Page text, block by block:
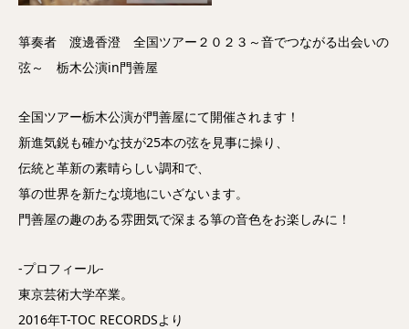
箏奏者 渡邊香澄 全国ツアー２０２３～音でつながる出会いの
弦～ 栃木公演in門善屋
全国ツアー栃木公演が門善屋にて開催されます！
新進気鋭も確かな技が25本の弦を見事に操り、
伝統と革新の素晴らしい調和で、
箏の世界を新たな境地にいざないます。
門善屋の趣のある雰囲気で深まる箏の音色をお楽しみに！
-プロフィール-
東京芸術大学卒業。
2016年T-TOC RECORDSより